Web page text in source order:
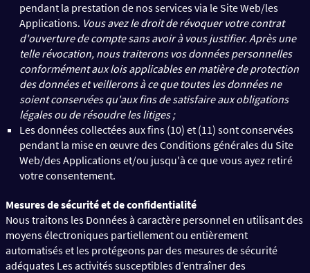
pendant la prestation de nos services via le Site Web/les
Applications. Vous avez le droit de révoquer votre contrat
d'ouverture de compte sans avoir à vous justifier. Après une
telle révocation, nous traiterons vos données personnelles
conformément aux lois applicables en matière de protection
des données et veillerons à ce que toutes les données ne
soient conservées qu'aux fins de satisfaire aux obligations
légales ou de résoudre les litiges ;
Les données collectées aux fins (10) et (11) sont conservées
pendant la mise en œuvre des Conditions générales du Site
Web/des Applications et/ou jusqu'à ce que vous ayez retiré
votre consentement.
Mesures de sécurité et de confidentialité
Nous traitons les Données à caractère personnel en utilisant des
moyens électroniques partiellement ou entièrement
automatisés et les protégeons par des mesures de sécurité
adéquates Les activités susceptibles d’entraîner des